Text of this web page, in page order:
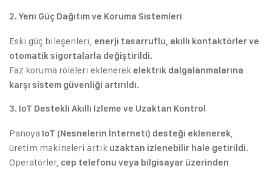
2. Yeni Güç Dağıtım ve Koruma Sistemleri
Eski güç bileşenleri, enerji tasarruflu, akıllı kontaktörler ve
otomatik sigortalarla değiştirildi.
Faz koruma röleleri eklenerek elektrik dalgalanmalarına
karşı sistem güvenliği artırıldı.
3. IoT Destekli Akıllı İzleme ve Uzaktan Kontrol
Panoya IoT (Nesnelerin İnterneti) desteği eklenerek,
üretim makineleri artık uzaktan izlenebilir hale getirildi.
Operatörler, cep telefonu veya bilgisayar üzerinden